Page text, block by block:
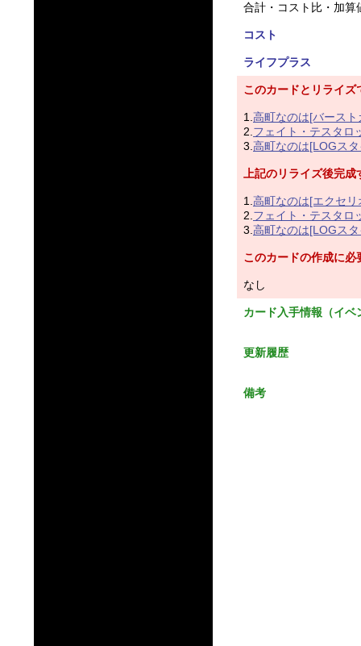
合計・コスト比・加算
コスト
ライフプラス
このカードとリライズ
1. 高町なのは[バースト
2. フェイト・テスタロ
3. 高町なのは[LOGス
上記のリライズ後完
1. 高町なのは[エクセ
2. フェイト・テスタロ
3. 高町なのは[LOGス
このカードの作成に必
なし
カード入手情報（イ
更新履歴
備考